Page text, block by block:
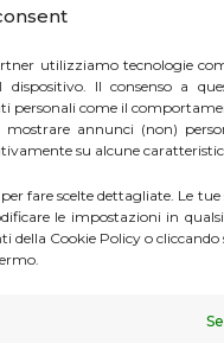
utilizziamo tecnologie
Il consenso a
personali come il
annunci (non)
su alcune
fare scelte dettagliate. Le tue
le impostazioni in
della Cookie Policy o cliccando